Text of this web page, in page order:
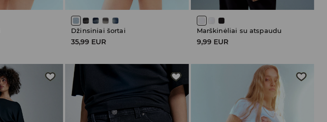
Džinsiniai šortai
35,99 EUR
Marškinėliai su atspaudu
9,99 EUR